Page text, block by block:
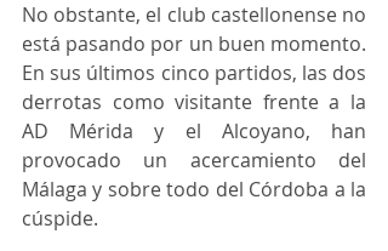
No obstante, el club castellonense no
está pasando por un buen momento.
En sus últimos cinco partidos, las dos
derrotas como visitante frente a la
AD Mérida y el Alcoyano, han
provocado un acercamiento del
Málaga y sobre todo del Córdoba a la
cúspide.